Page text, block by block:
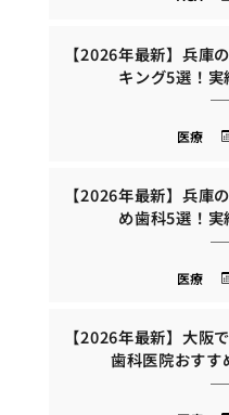
【2026年最新】兵庫
キング5選！
医療
【2026年最新】兵庫
め歯科5選！
医療
【2026年最新】大阪
歯科医院おすす